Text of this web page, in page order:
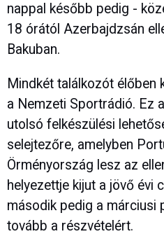
nappal később pedig -
18 órától Azerbajdzsán
Bakuban.
Mindkét találkozót élőben
a Nemzeti Sportrádió. Ez
utolsó felkészülési
selejtezőre, amelyben
Örményország lesz az
helyezettje kijut a jövő évi
második pedig a márciusi
tovább a részvételért.